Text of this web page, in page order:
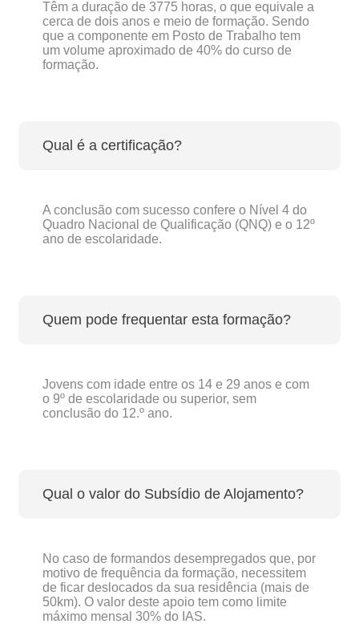
Têm a duração de 3775 horas, o que equivale a
cerca de dois anos e meio de formação. Sendo
que a componente em Posto de Trabalho tem
um volume aproximado de 40% do curso de
formação.
Qual é a certificação?
A conclusão com sucesso confere o Nível 4 do
Quadro Nacional de Qualificação (QNQ) e o 12º
ano de escolaridade.
Quem pode frequentar esta formação?
Jovens com idade entre os 14 e 29 anos e com
o 9º de escolaridade ou superior, sem
conclusão do 12.º ano.
Qual o valor do Subsídio de Alojamento?
No caso de formandos desempregados que, por
motivo de frequência da formação, necessitem
de ficar deslocados da sua residência (mais de
50km). O valor deste apoio tem como limite
máximo mensal 30% do IAS.